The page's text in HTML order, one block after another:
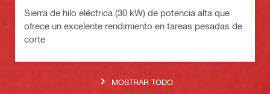
Sierra de hilo eléctrica (30 kW) de potencia alta que
ofrece un excelente rendimiento en tareas pesadas de
corte
MOSTRAR TODO